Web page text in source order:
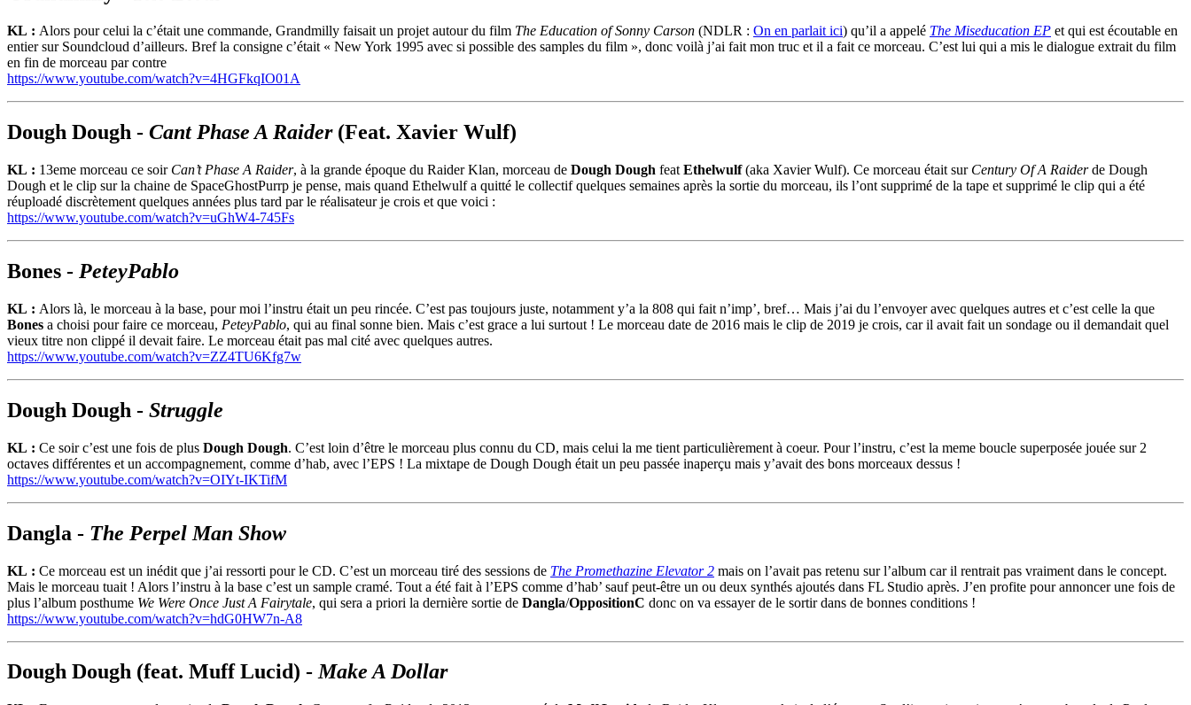
KL : Alors pour celui la c’était une commande, Grandmilly faisait un projet autour du film The Education of Sonny Carson (NDLR : On en parlait ici) qu’il a appelé The Miseducation EP et qui est écoutable en
entier sur Soundcloud d’ailleurs. Bref la consigne c’était « New York 1995 avec si possible des samples du film », donc voilà j’ai fait mon truc et il a fait ce morceau. C’est lui qui a mis le dialogue extrait du film
en fin de morceau par contre
https://www.youtube.com/watch?v=4HGFkqIO01A
Dough Dough - Cant Phase A Raider(Feat. Xavier Wulf)
KL : 13eme morceau ce soir Can’t Phase A Raider, à la grande époque du Raider Klan, morceau de Dough Dough feat Ethelwulf(aka Xavier Wulf). Ce morceau était sur Century Of A Raiderde Dough
Dough et le clip sur la chaine de SpaceGhostPurrp je pense, mais quand Ethelwulf a quitté le collectif quelques semaines après la sortie du morceau, ils l’ont supprimé de la tape et supprimé le clip qui a été
réuploadé discrètement quelques années plus tard par le réalisateur je crois et que voici :
https://www.youtube.com/watch?v=uGhW4-745Fs
Bones - PeteyPablo
KL : Alors là, le morceau à la base, pour moi l’instru était un peu rincée. C’est pas toujours juste, notamment y’a la 808 qui fait n’imp’, bref… Mais j’ai du l’envoyer avec quelques autres et c’est celle la que
Bones a choisi pour faire ce morceau, PeteyPablo, qui au final sonne bien. Mais c’est grace a lui surtout ! Le morceau date de 2016 mais le clip de 2019 je crois, car il avait fait un sondage ou il demandait quel
vieux titre non clippé il devait faire. Le morceau était pas mal cité avec quelques autres.
https://www.youtube.com/watch?v=ZZ4TU6Kfg7w
Dough Dough - Struggle
KL : Ce soir c’est une fois de plus Dough Dough. C’est loin d’être le morceau plus connu du CD, mais celui la me tient particulièrement à coeur. Pour l’instru, c’est la meme boucle superposée jouée sur 2
octaves différentes et un accompagnement, comme d’hab, avec l’EPS ! La mixtape de Dough Dough était un peu passée inaperçu mais y’avait des bons morceaux dessus !
https://www.youtube.com/watch?v=OIYt-IKTifM
Dangla - The Perpel Man Show
KL : Ce morceau est un inédit que j’ai ressorti pour le CD. C’est un morceau tiré des sessions de The Promethazine Elevator 2 mais on l’avait pas retenu sur l’album car il rentrait pas vraiment dans le concept.
Mais le morceau tuait ! Alors l’instru à la base c’est un sample cramé. Tout a été fait à l’EPS comme d’hab’ sauf peut-être un ou deux synthés ajoutés dans FL Studio après. J’en profite pour annoncer une fois de
plus l’album posthume We Were Once Just A Fairytale, qui sera a priori la dernière sortie de Dangla/OppositionC donc on va essayer de le sortir dans de bonnes conditions !
https://www.youtube.com/watch?v=hdG0HW7n-A8
Dough Dough (feat. Muff Lucid) -Make A Dollar